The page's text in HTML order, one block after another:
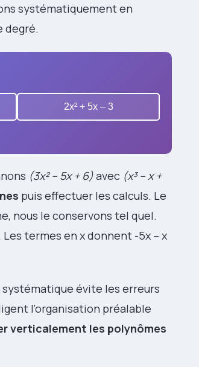
systématiquement en
degré.
2x² + 5x – 3
(3x² – 5x + 6)avec (x³ – x +
puis effectuer les calculs. Le
nous le conservons tel quel.
termes en x donnent -5x – x
systématique évite les erreurs
l’organisation préalable
verticalement les polynômes